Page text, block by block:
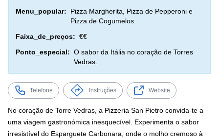
Menu_popular:
Pizza Margherita, Pizza de Pepperoni e
Pizza de Cogumelos.
Faixa_de_preços: €€
Ponto_especial: O sabor da Itália no coração de Torres
Vedras.
Telefone Instruções Website
No coração de Torre Vedras, a Pizzeria San Pietro convida-te a
uma viagem gastronómica inesquecível. Experimenta o sabor
irresistível do Esparguete Carbonara, onde o molho cremoso à